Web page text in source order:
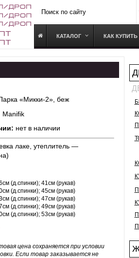
КАТАЛОГ КАК КУПИТЬ
«Микки-2», беж
Manifik
нет в наличии
лаке, утеплитель —
(д.спинки); 41см (рукав)
(д.спинки); 45см (рукав)
(д.спинки); 47см (рукав)
(д.спинки); 49см (рукав)
(д.спинки); 53см (рукав)
цена сохраняется при условии
Если товар заказывается не